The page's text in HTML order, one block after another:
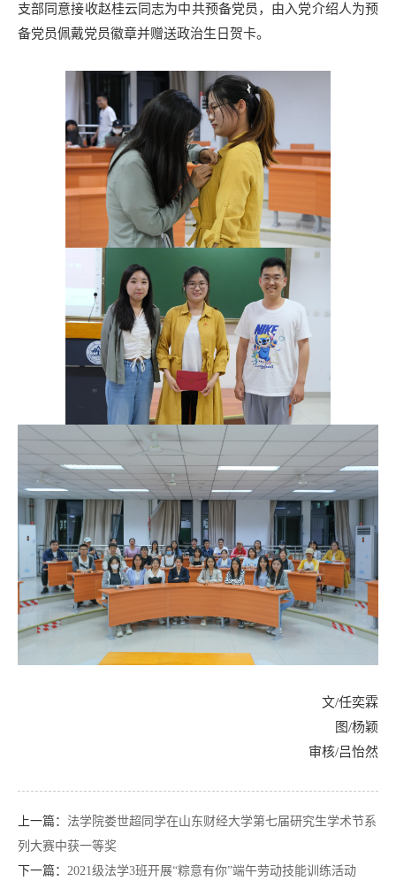
支部同意接收赵桂云同志为中共预备党员，由入党介绍人为预
备党员佩戴党员徽章并赠送政治生日贺卡。
文/任奕霖
图/杨颖
审核/吕怡然
上一篇： 法学院娄世超同学在山东财经大学第七届研究生学术节系
列大赛中获一等奖
下一篇： 2021级法学3班开展“粽意有你”端午劳动技能训练活动